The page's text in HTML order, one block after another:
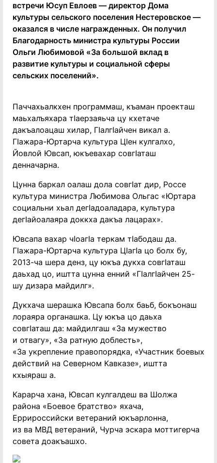
встречи Юсуп Евлоев — директор Дома
культуры сельского поселения Нестеровское —
оказался в числе награжденных. Он получил
Благодарность министра культуры России
Ольги Любимовой «За большой вклад в
развитие культуры и социальной сферы
сельских поселений».
Паччахьалкхен программаш, къаман проекташ
маьхалъяхара тIаерзаяьча цу кхетаче
дакъалоацаш хилар, ГIалгIайчен викал а.
ГIажара-Юртарча культура ЦIен кулгалхо,
Йовлой Ювсап, юкъевахар совгIаташ
денначарна.
Цунна баркал оалаш дола совгIат дир, Россе
культура министра Любимова Ольгас «Юртара
социальни хьал дегIадоаладара, культура
дегIайоалаяра доккха дакъа лацарах».
Ювсапа вахар чIоагIа теркам тIабодаш да.
ГIажара-Юртарча культура ЦIагIа цо болх бу,
2013-ча шера денз, цу юкъа дукха совгIаташ
даьхад цо, иштта цунна енний «ГIалгIайчен 25-
шу дизара майдилг».
Дукхача шерашка Ювсапа болх баьб, бокъонаш
лораяра органашка. Цу юкъа цо даьха
совгIаташ да: майдилгаш «За мужество
и отвагу», «За ратную доблесть»,
«За укрепление правопорядка, «Участник боевых
действий на Северном Кавказе», иштта
кхыяраш а.
Карарча хана, Ювсап кулгалдеш ва Шолжа
района «Боевое братство» яхача,
Еррироссийски ветераний юкъарлонна,
из ва МВД ветераний, Чурча эскара моттигерча
совета доакъашхо.